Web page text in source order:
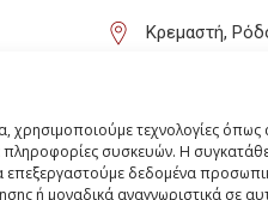
χρησιμοποιούμε τεχνολογίες όπως
συσκευών. Η
επεξεργαστούμε δεδομένα
ή μοναδικά αναγνωριστικά σε
Κρεμαστή,